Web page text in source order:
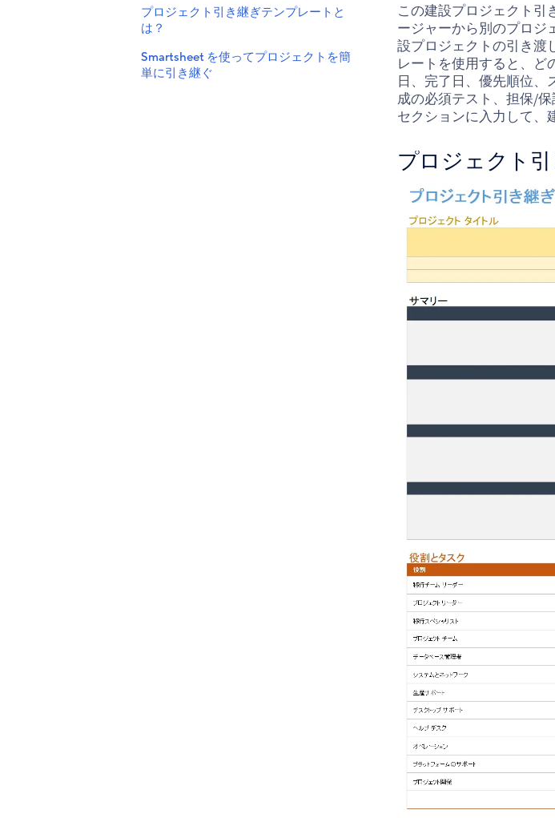
プロジェクト引き継ぎテンプレートと
は？
Smartsheet を使ってプロジェクトを簡
単に引き継ぐ
この建設プロジェクト引
ージャーから別のプロジ
設プロジェクトの引き渡
レートを使用すると、ど
日、完了日、優先順位、
成の必須テスト、担保/
セクションに入力して、
プロジェクト